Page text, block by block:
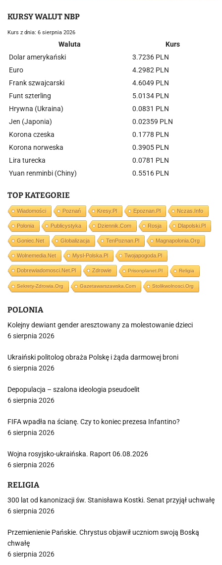
KURSY WALUT NBP
Kurs z dnia: 6 sierpnia 2026
Waluta
Kurs
Dolar amerykański
3.7236 PLN
Euro
4.2982 PLN
Frank szwajcarski
4.6049 PLN
Funt szterling
5.0134 PLN
Hrywna (Ukraina)
0.0831 PLN
Jen (Japonia)
0.02359 PLN
Korona czeska
0.1778 PLN
Korona norweska
0.3905 PLN
Lira turecka
0.0781 PLN
Yuan renminbi (Chiny)
0.5516 PLN
TOP KATEGORIE
Wiadomości Poznań Kresy.pl Epoznan.pl Nczas.info
Polonia Publicystyka Dziennik.com Rosja Dlapolski.pl
Goniec.net Globalizacja TenPoznan.pl Magnapolonia.org
Wolnemedia.net Mysl-Polska.pl Twojapogoda.pl
Dobrewiadomosci.net.pl Zdrowie Prisonplanet.pl Religia
Sekrety-Zdrowia.org Gazetawarszawska.com Stolikwolnosci.org
POLONIA
Kolejny dewiant gender aresztowany za molestowanie dzieci
6 sierpnia 2026
Ukraiński politolog obraża Polskę i żąda darmowej broni
6 sierpnia 2026
Depopulacja – szalona ideologia pseudoelit
6 sierpnia 2026
FIFA wpadła na ścianę. Czy to koniec prezesa Infantino?
6 sierpnia 2026
Wojna rosyjsko-ukraińska. Raport 06.08.2026
6 sierpnia 2026
RELIGIA
300 lat od kanonizacji św. Stanisława Kostki. Senat przyjął uchwałę
6 sierpnia 2026
Przemienienie Pańskie. Chrystus objawił uczniom swoją Boską
chwałę
6 sierpnia 2026